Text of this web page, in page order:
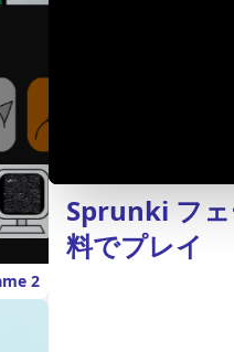
2
Sprunki フ
料でプレイ